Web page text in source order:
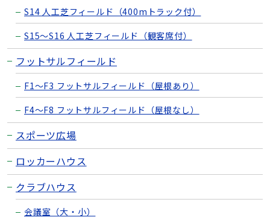
S14 人工芝フィールド（400mトラック付）
S15〜S16 人工芝フィールド（観客席付）
フットサルフィールド
F1〜F3 フットサルフィールド（屋根あり）
F4〜F8 フットサルフィールド（屋根なし）
スポーツ広場
ロッカーハウス
クラブハウス
会議室（大・小）